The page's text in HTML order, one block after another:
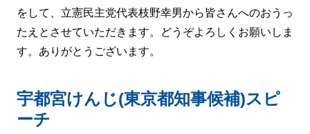
をして、立憲民主党代表枝野幸男から皆さんへのおうっ
たえとさせていただきます。どうぞよろしくお願いしま
す。ありがとうございます。
宇都宮けんじ(東京都知事候補)スピ
ーチ